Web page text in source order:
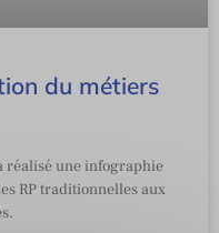
du métiers
réalisé une infographie
RP traditionnelles aux